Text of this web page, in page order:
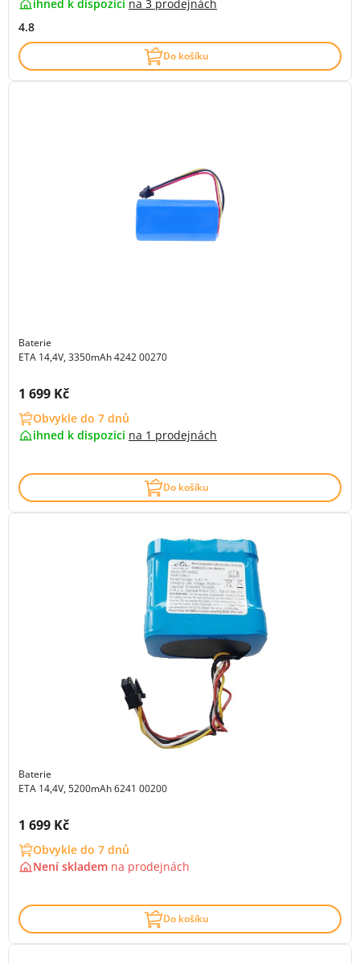
ihned k dispozici na 3 prodejnách
4.8
Do košíku
Baterie
ETA 14,4V, 3350mAh 4242 00270
Cena s DPH:
1 699 Kč
Obvykle do 7 dnů
ihned k dispozici na 1 prodejnách
Do košíku
Baterie
ETA 14,4V, 5200mAh 6241 00200
Cena s DPH:
1 699 Kč
Obvykle do 7 dnů
Není skladem na prodejnách
Do košíku